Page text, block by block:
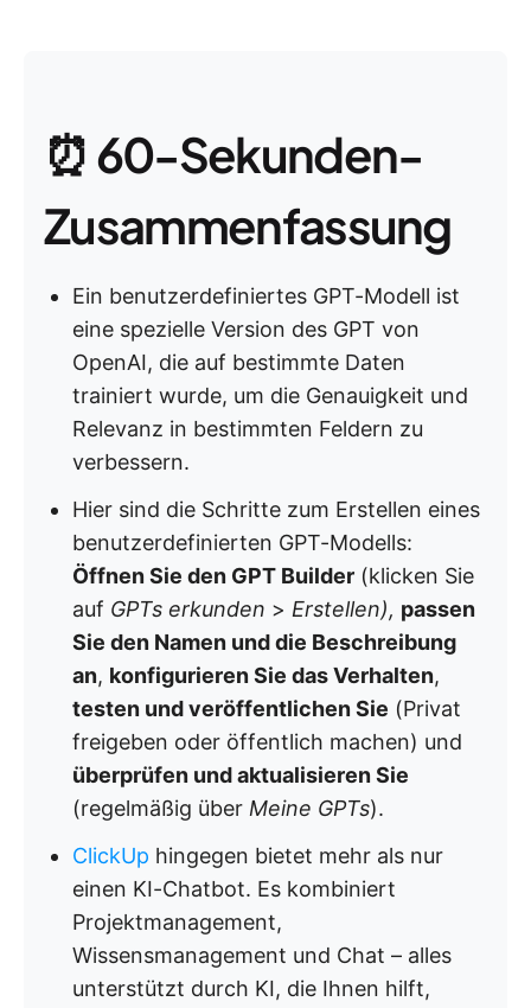
⏰ 60-Sekunden-
Zusammenfassung
Ein benutzerdefiniertes GPT-Modell ist
eine spezielle Version des GPT von
OpenAI, die auf bestimmte Daten
trainiert wurde, um die Genauigkeit und
Relevanz in bestimmten Feldern zu
verbessern.
Hier sind die Schritte zum Erstellen eines
benutzerdefinierten GPT-Modells:
Öffnen Sie den GPT Builder (klicken Sie
auf GPTs erkunden > Erstellen), passen
Sie den Namen und die Beschreibung
an, konfigurieren Sie das Verhalten,
testen und veröffentlichen Sie (Privat
freigeben oder öffentlich machen) und
überprüfen und aktualisieren Sie
(regelmäßig über Meine GPTs).
ClickUp hingegen bietet mehr als nur
einen KI-Chatbot. Es kombiniert
Projektmanagement,
Wissensmanagement und Chat – alles
unterstützt durch KI, die Ihnen hilft,